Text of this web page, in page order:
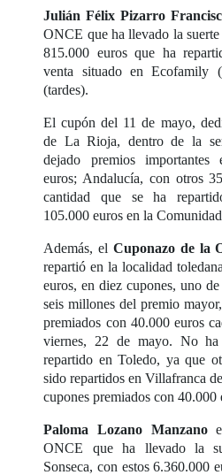
Julián Félix Pizarro
ONCE que ha llevado la
815.000 euros que ha
venta situado en Ecofamily
(tardes).
El cupón del 11 de mayo,
de La Rioja, dentro de la
dejado premios importantes
euros; Andalucía, con otros
cantidad que se ha
105.000 euros en la
Además, el Cuponazo de la
repartió en la localidad
euros, en diez cupones, uno
seis millones del premio
premiados con 40.000 euros
viernes, 22 de mayo. No
repartido en Toledo, ya que
sido repartidos en Villafranca
cupones premiados con 40.000
Paloma Lozano Manzano
ONCE que ha llevado la
Sonseca, con estos 6.360.000